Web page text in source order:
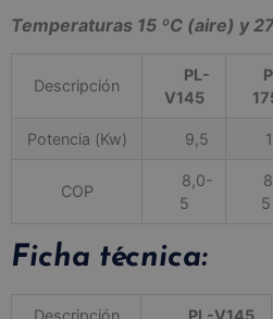
Temperaturas 15 ºC (aire) y
Descripción
PL-
V145
Potencia (Kw) 9,5
COP
8,0-
5
5
Ficha técnica: